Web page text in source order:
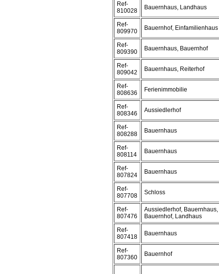
Ref-
810028
Bauernhaus, Landhaus
Ref-
809970
Bauernhof, Einfamilienhaus
Ref-
809390
Bauernhaus, Bauernhof
Ref-
809042
Bauernhaus, Reiterhof
Ref-
808636
Ferienimmobilie
Ref-
808346
Aussiedlerhof
Ref-
808288
Bauernhaus
Ref-
808114
Bauernhaus
Ref-
807824
Bauernhaus
Ref-
807708
Schloss
Ref-
807476
Aussiedlerhof, Bauernhaus,
Bauernhof, Landhaus
Ref-
807418
Bauernhaus
Ref-
807360
Bauernhof